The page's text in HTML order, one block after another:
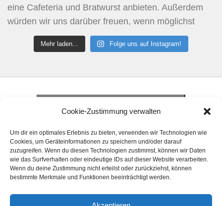
Cookie-Zustimmung verwalten
Um dir ein optimales Erlebnis zu bieten, verwenden wir Technologien wie
Cookies, um Geräteinformationen zu speichern und/oder darauf
zuzugreifen. Wenn du diesen Technologien zustimmst, können wir Daten
wie das Surfverhalten oder eindeutige IDs auf dieser Website verarbeiten.
Wenn du deine Zustimmung nicht erteilst oder zurückziehst, können
bestimmte Merkmale und Funktionen beeinträchtigt werden.
Mehr laden... Folge uns auf Instagram!
Klicke hier, um Marketing-Cookies zu
akzeptieren und diesen Inhalt zu aktivieren